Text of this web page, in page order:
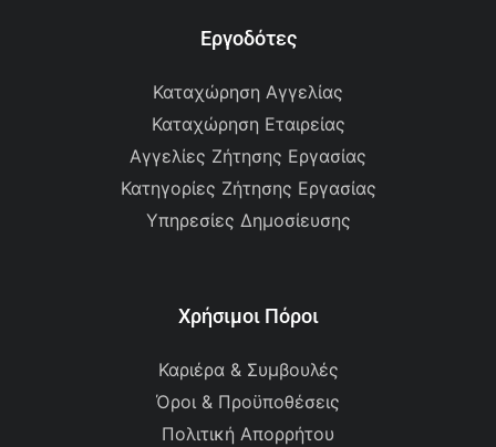
Εργοδότες
Καταχώρηση Αγγελίας
Καταχώρηση Εταιρείας
Αγγελίες Ζήτησης Εργασίας
Κατηγορίες Ζήτησης Εργασίας
Υπηρεσίες Δημοσίευσης
Χρήσιμοι Πόροι
Καριέρα & Συμβουλές
Όροι & Προϋποθέσεις
Πολιτική Απορρήτου